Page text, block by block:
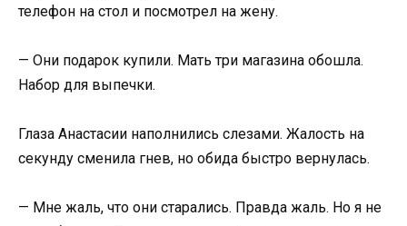
телефон на стол и посмотрел на жену.
— Они подарок купили. Мать три магазина обошла.
Набор для выпечки.
Глаза Анастасии наполнились слезами. Жалость на
секунду сменила гнев, но обида быстро вернулась.
— Мне жаль, что они старались. Правда жаль. Но я не